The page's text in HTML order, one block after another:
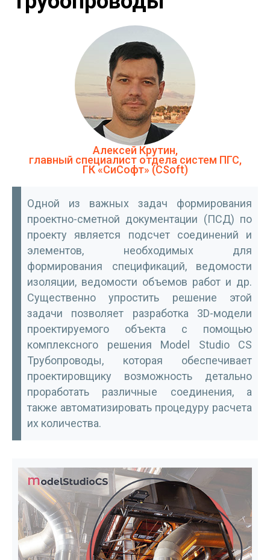
Алексей Крутин,
главный специалист отдела систем ПГС,
ГК «СиСофт» (CSoft)
Одной из важных задач формирования
проектно-сметной документации (ПСД) по
проекту является подсчет соединений и
элементов, необходимых для
формирования спецификаций, ведомости
изоляции, ведомости объемов работ и др.
Существенно упростить решение этой
задачи позволяет разработка 3D-модели
проектируемого объекта с помощью
комплексного решения Model Studio CS
Трубопроводы, которая обеспечивает
проектировщику возможность детально
проработать различные со­единения, а
также автоматизировать процедуру расчета
их количества.